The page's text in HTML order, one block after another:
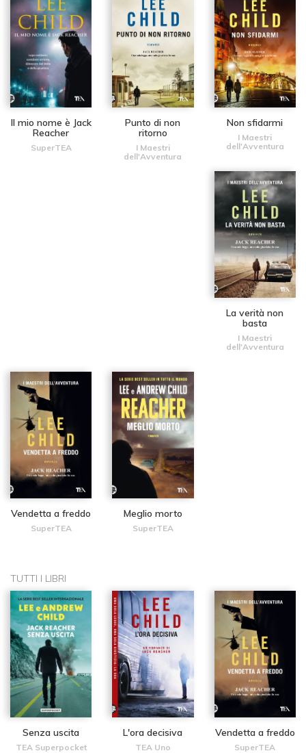
Il mio nome è Jack
Reacher
SuperTEA
Punto di non
ritorno
I Maestri
dell'Avventura
Non sfidarmi
I Maestri
dell'Avventura
La verità non
basta
I Maestri
dell'Avventura
Vendetta a freddo
SuperTEA
Meglio morto
SuperTEA
TUTTI I LIBRI
Senza uscita
TEA Superpocket
L'ora decisiva
TEA Uno
Vendetta a freddo
SuperTEA